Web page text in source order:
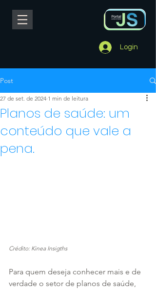
Login
Post
Planos de saúde: um
conteúdo que vale a
pena.
27 de set. de 2024 1 min de leitura
Crédito: Kinea Insigths
Para quem deseja conhecer mais e de
verdade o setor de planos de saúde,